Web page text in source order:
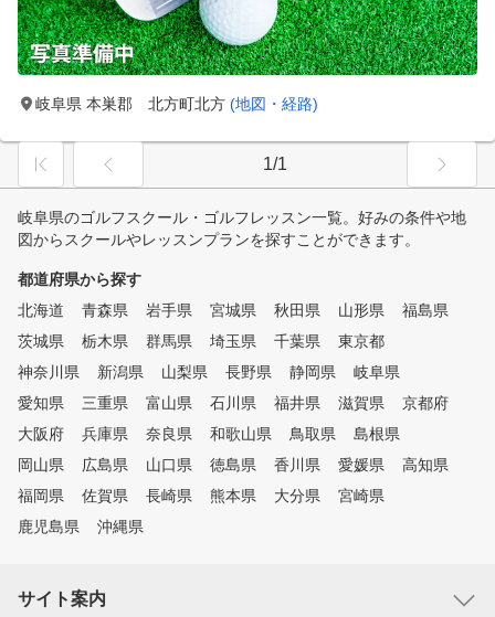
岐阜県 本巣郡 北方町北方 (地図・経路)
1/1
岐阜県のゴルフスクール・ゴルフレッスン一覧。好みの条件や地
図からスクールやレッスンプランを探すことができます。
都道府県から探す
北海道
青森県 岩手県 宮城県 秋田県 山形県
福島県
茨城県
栃木県 群馬県 埼玉県 千葉県
東京都
神奈川県
新潟県 山梨県 長野県 静岡県
岐阜県
愛知県
三重県 富山県 石川県 福井県 滋賀県
京都府
大阪府
兵庫県 奈良県 和歌山県 鳥取県
島根県
岡山県
広島県 山口県 徳島県 香川県 愛媛県
高知県
福岡県
佐賀県 長崎県 熊本県 大分県
宮崎県
鹿児島県
沖縄県
サイト案内